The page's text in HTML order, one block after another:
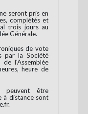
seront pris en
complétés et
trois jours au
Générale.
de vote
par la Société
l'Assemblée
heure de
peuvent être
à distance sont